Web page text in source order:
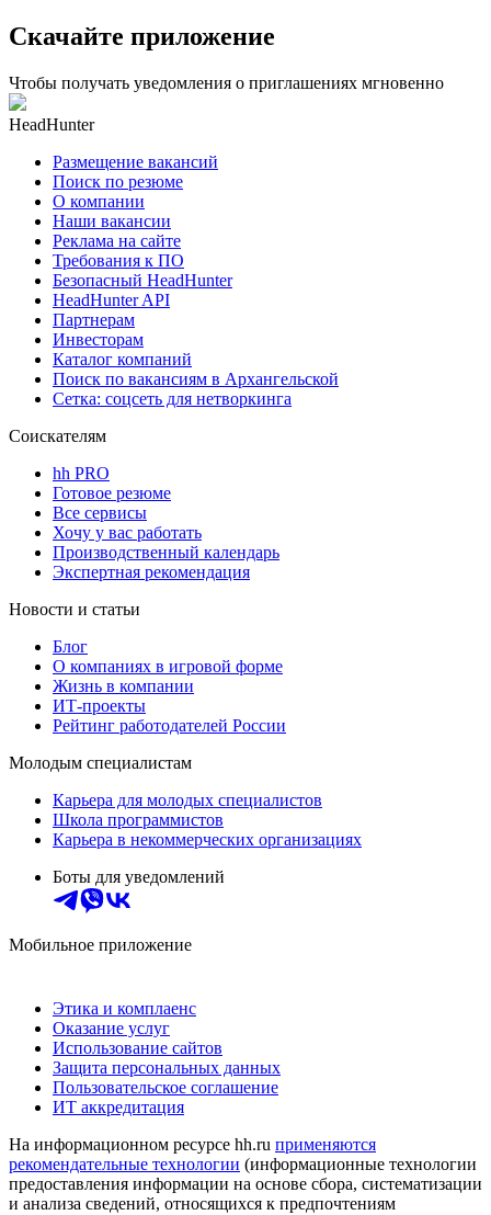
Скачайте приложение
Чтобы получать уведомления о приглашениях мгновенно
HeadHunter
Размещение вакансий
Поиск по резюме
О компании
Наши вакансии
Реклама на сайте
Требования к ПО
Безопасный HeadHunter
HeadHunter API
Партнерам
Инвесторам
Каталог компаний
Поиск по вакансиям в Архангельской
Сетка: соцсеть для нетворкинга
Соискателям
hh PRO
Готовое резюме
Все сервисы
Хочу у вас работать
Производственный календарь
Экспертная рекомендация
Новости и статьи
Блог
О компаниях в игровой форме
Жизнь в компании
ИТ-проекты
Рейтинг работодателей России
Молодым специалистам
Карьера для молодых специалистов
Школа программистов
Карьера в некоммерческих организациях
Боты для уведомлений
Мобильное приложение
Этика и комплаенс
Оказание услуг
Использование сайтов
Защита персональных данных
Пользовательское соглашение
ИТ аккредитация
На информационном ресурсе hh.ru применяются
рекомендательные технологии (информационные технологии
предоставления информации на основе сбора, систематизации
и анализа сведений, относящихся к предпочтениям